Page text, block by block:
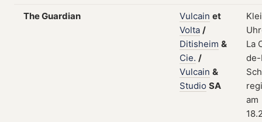
The Guardian Vulcain et
Volta /
Ditisheim &
Cie. /
Vulcain &
Studio SA
La
de-
am